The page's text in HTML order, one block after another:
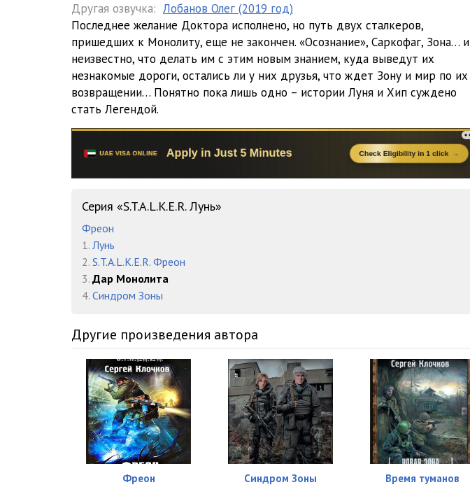
008
009
011
013
014
015
016
017
018
020
021
022
023
024
Другая озвучка: Лобанов Олег (2019 год)
Последнее желание Доктора исполнено, но путь двух сталкеров,
пришедших к Монолиту, еще не закончен. «Осознание», Саркофаг, Зона… и
неизвестно, что делать им с этим новым знанием, куда выведут их
незнакомые дороги, остались ли у них друзья, что ждет Зону и мир по их
возвращении… Понятно пока лишь одно – истории Луня и Хип суждено
стать Легендой.
Серия «S.T.A.L.K.E.R. Лунь»
Фреон
1. Лунь
2. S.T.A.L.K.E.R. Фреон
3. Дар Монолита
4. Синдром Зоны
Другие произведения автора
Фреон Синдром Зоны Время туманов